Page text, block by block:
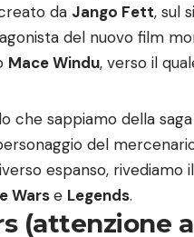
da Jango Fett, sul
del nuovo film
Mace Windu, verso il
che sappiamo della
del
espanso,
Warse Legends.
(attenzione